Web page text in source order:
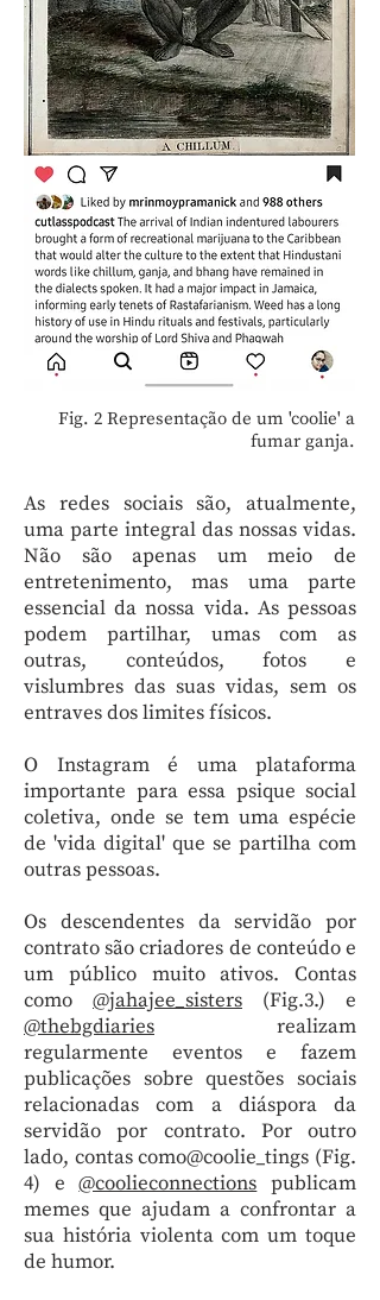
Fig. 2 Representação de um 'coolie' a
fumar ganja.
As redes sociais são, atualmente,
uma parte integral das nossas vidas.
Não são apenas um meio de
entretenimento, mas uma parte
essencial da nossa vida. As pessoas
podem partilhar, umas com as
outras, conteúdos, fotos e
vislumbres das suas vidas, sem os
entraves dos limites físicos.
O Instagram é uma plataforma
importante para essa psique social
coletiva, onde se tem uma espécie
de 'vida digital' que se partilha com
outras pessoas.
Os descendentes da servidão por
contrato são criadores de conteúdo e
um público muito ativos. Contas
como @jahajee_sisters (Fig.3.) e
@thebgdiaries realizam
regularmente eventos e fazem
publicações sobre questões sociais
relacionadas com a diáspora da
servidão por contrato. Por outro
lado, contas como@coolie_tings (Fig.
4) e@coolieconnections publicam
memes que ajudam a confrontar a
sua história violenta com um toque
de humor.